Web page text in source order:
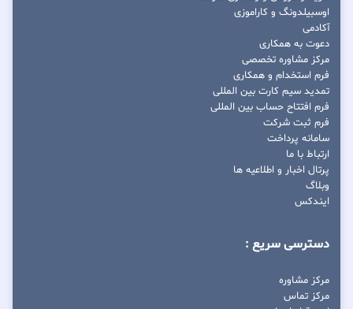
اوسبیلدونگ و کاراموزی
آکادمی
دعوت به همکاری
مرکز مشاوره تخصصی
فرم استخدام و همکاری
تمدید سیم کارت بین المللی
فرم افتتاح حساب بین المللی
فرم ثبت شرکت
سامانه پرداخت
ارتباط با ما
پرتال اخبار و اطلاعیه ها
وبلاگ
ایندکس
دسترسی سریع :
مرکز مشاوره
مرکز تماس